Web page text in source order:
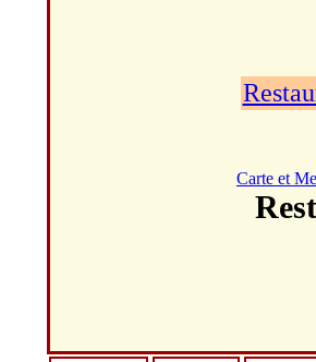
Carte et